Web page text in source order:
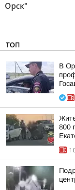
Орск"
ТОП
В
800